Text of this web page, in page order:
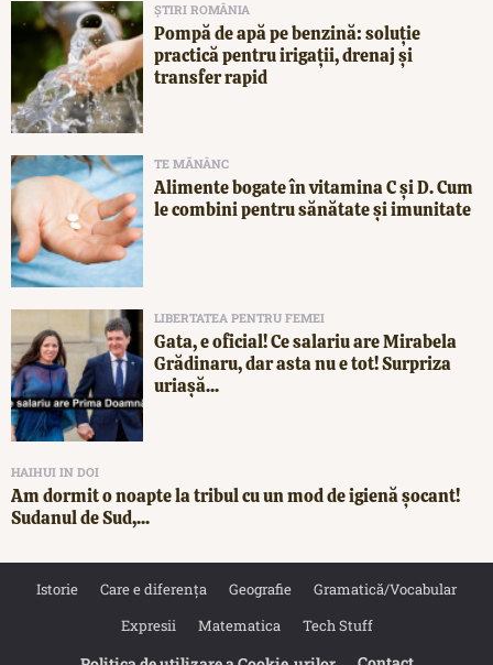
ȘTIRI ROMÂNIA
Pompă de apă pe benzină: soluție
practică pentru irigații, drenaj și
transfer rapid
TE MĂNÂNC
Alimente bogate în vitamina C și D. Cum
le combini pentru sănătate și imunitate
LIBERTATEA PENTRU FEMEI
Gata, e oficial! Ce salariu are Mirabela
Grădinaru, dar asta nu e tot! Surpriza
uriașă...
HAIHUI IN DOI
Am dormit o noapte la tribul cu un mod de igienă șocant!
Sudanul de Sud,...
Istorie Care e diferența Geografie
Gramatică/Vocabular
Expresii
Matematica Tech Stuff